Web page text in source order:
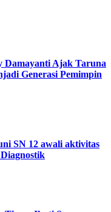
Damayanti Ajak Taruna
Generasi Pemimpin
SN 12 awali aktivitas
Diagnostik